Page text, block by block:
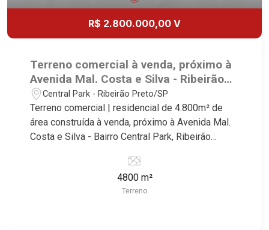
R$ 2.800.000,00 V
Terreno comercial à venda, próximo à
Avenida Mal. Costa e Silva - Ribeirão
Preto/SP.
Central Park - Ribeirão Preto/SP
Terreno comercial | residencial de 4.800m² de
área construída à venda, próximo à Avenida Mal.
Costa e Silva - Bairro Central Park, Ribeirão
imóvel que a Martinelli Imobiliária selecionou
aprovado de 96 apartamentos de uma vaga com
4800 m²
Terreno